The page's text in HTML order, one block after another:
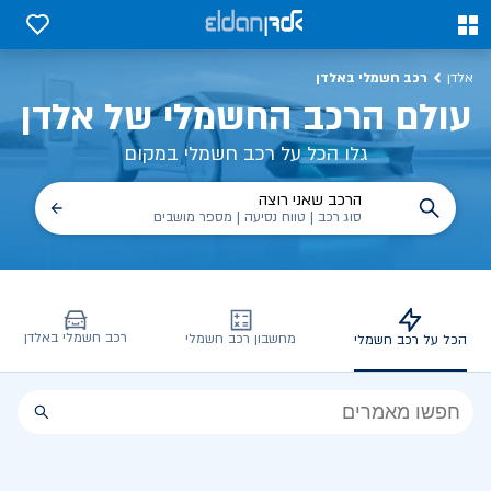
0
0
אלדן רכב חשמלי באלדן
עולם הרכב החשמלי של אלדן
גלו הכל על רכב חשמלי במקום
הרכב שאני רוצה
סוג רכב | טווח נסיעה | מספר מושבים
הכל על רכב חשמלי מחשבון רכב חשמלי רכב חשמלי באלדן
הכל
הכל על רכב חשמלי, שימושים, טכנולוגיה וכל מה שכדי לדעת | אלדן